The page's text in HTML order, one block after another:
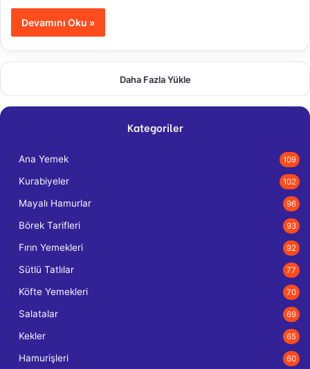
Devamını Oku »
Daha Fazla Yükle
Kategoriler
Ana Yemek 109
Kurabiyeler 102
Mayalı Hamurlar 96
Börek Tarifleri 93
Fırın Yemekleri 92
Sütlü Tatlılar 77
Köfte Yemekleri 70
Salatalar 69
Kekler 65
Hamurişleri 60